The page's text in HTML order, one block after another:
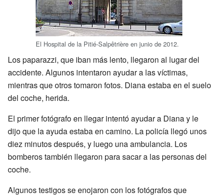
El Hospital de la Pitié-Salpêtrière en junio de 2012.
Los paparazzi, que iban más lento, llegaron al lugar del
accidente. Algunos intentaron ayudar a las víctimas,
mientras que otros tomaron fotos. Diana estaba en el suelo
del coche, herida.
El primer fotógrafo en llegar intentó ayudar a Diana y le
dijo que la ayuda estaba en camino. La policía llegó unos
diez minutos después, y luego una ambulancia. Los
bomberos también llegaron para sacar a las personas del
coche.
Algunos testigos se enojaron con los fotógrafos que